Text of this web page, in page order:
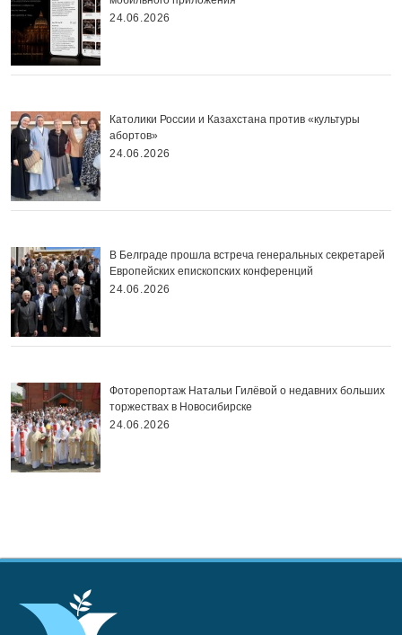
24.06.2026
Католики России и Казахстана против «культуры
абортов»
24.06.2026
В Белграде прошла встреча генеральных секретарей
Европейских епископских конференций
24.06.2026
Фоторепортаж Натальи Гилёвой о недавних больших
торжествах в Новосибирске
24.06.2026